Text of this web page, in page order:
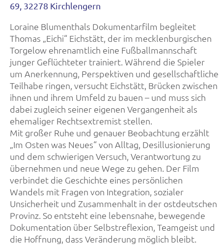
69, 32278 Kirchlengern
Loraine Blumenthals Dokumentarfilm begleitet
Thomas „Eichi“ Eichstätt, der im mecklenburgischen
Torgelow ehrenamtlich eine Fußballmannschaft
junger Geflüchteter trainiert. Während die Spieler
um Anerkennung, Perspektiven und gesellschaftliche
Teilhabe ringen, versucht Eichstätt, Brücken zwischen
ihnen und ihrem Umfeld zu bauen – und muss sich
dabei zugleich seiner eigenen Vergangenheit als
ehemaliger Rechtsextremist stellen.
Mit großer Ruhe und genauer Beobachtung erzählt
„Im Osten was Neues“ von Alltag, Desillusionierung
und dem schwierigen Versuch, Verantwortung zu
übernehmen und neue Wege zu gehen. Der Film
verbindet die Geschichte eines persönlichen
Wandels mit Fragen von Integration, sozialer
Unsicherheit und Zusammenhalt in der ostdeutschen
Provinz. So entsteht eine lebensnahe, bewegende
Dokumentation über Selbstreflexion, Teamgeist und
die Hoffnung, dass Veränderung möglich bleibt.